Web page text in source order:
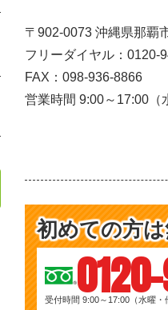
〒902-0073 沖縄県那覇
フリーダイヤル：0120-
FAX：098-936-8866
営業時間 9:00～17:00（
初めての方
受付時間 9:00～17:00（水曜・